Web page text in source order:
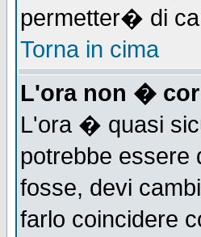
permetter� di
Torna in cima
L'ora non �
L'ora � quasi
potrebbe essere
fosse, devi
farlo coincidere